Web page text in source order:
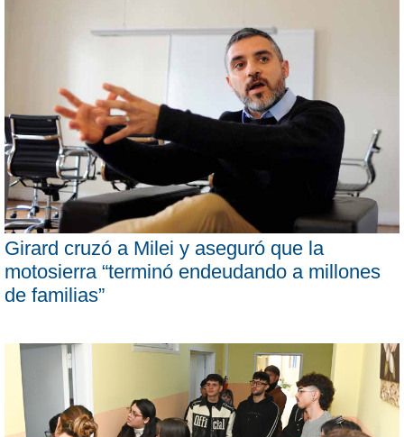
Girard cruzó a Milei y aseguró que la
motosierra “terminó endeudando a millones
de familias”